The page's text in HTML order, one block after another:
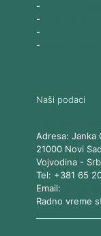
-
-
-
-
Naši podaci
Adresa: Janka
21000 Novi Sad
Vojvodina-
Tel: +381 65
Email:
Radno vreme